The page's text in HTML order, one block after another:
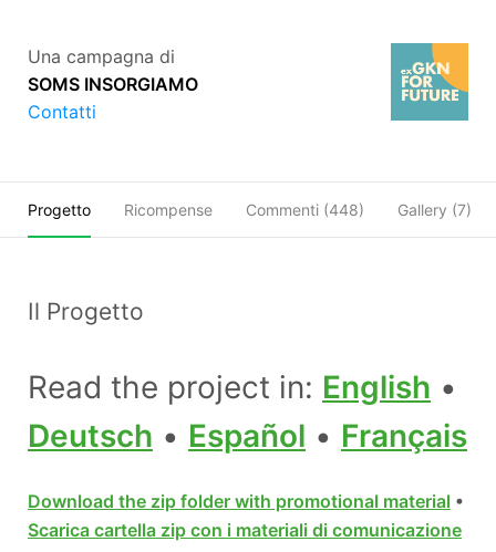
Una campagna di
SOMS INSORGIAMO
Contatti
Progetto Ricompense Commenti (448) Gallery (7)
Il Progetto
Read the project in: English •
Deutsch • Español • Français
Download the zip folder with promotional material •
Scarica cartella zip con i materiali di comunicazione